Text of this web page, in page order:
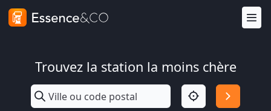
Trouvez la station la moins chère